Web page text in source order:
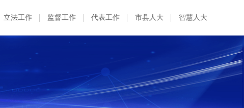
立法工作 监督工作 代表工作 市县人大 智慧人大